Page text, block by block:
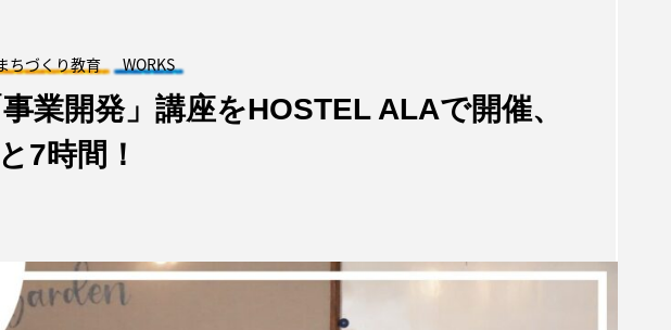
ちづくり教育 WORKS
業開発」講座をHOSTEL ALAで開催、
7時間！